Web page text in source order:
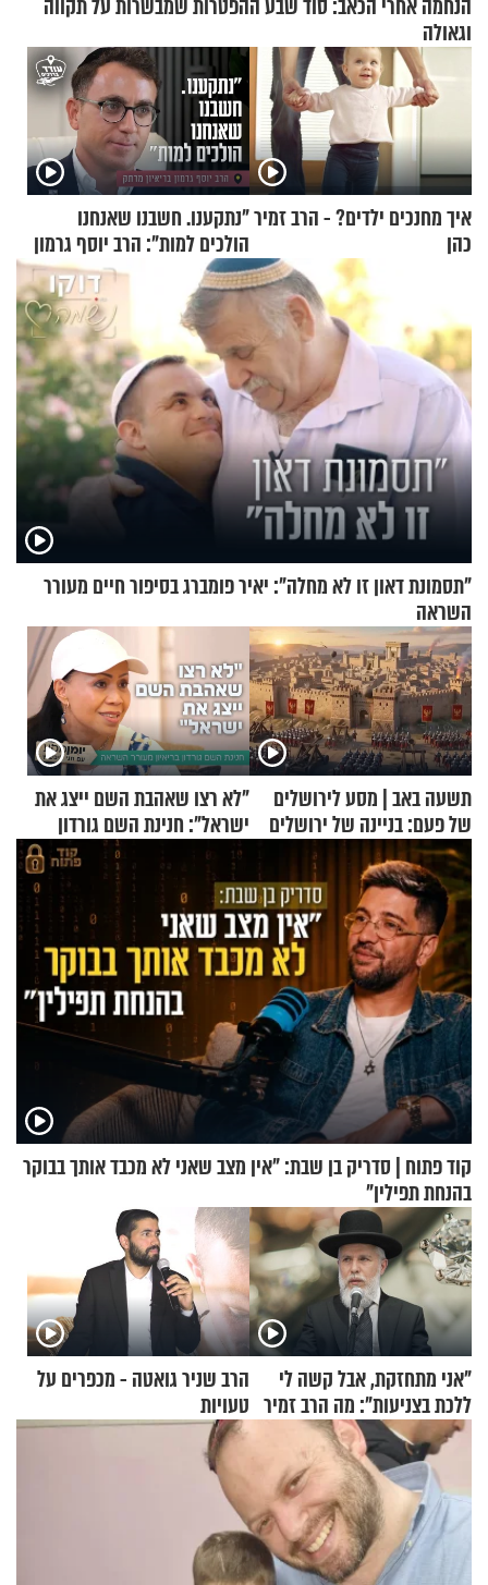
הנחמה אחרי הכאב: סוד שבע ההפטרות שמבשרות על תקווה
וגאולה
איך מחנכים ילדים? - הרב זמיר
כהן
"נתקענו. חשבנו שאנחנו
הולכים למות": הרב יוסף גרמון
בריאיון מרתק
"תסמונת דאון זו לא מחלה": יאיר פומברג בסיפור חיים מעורר
השראה
תשעה באב | מסע לירושלים
של פעם: בניינה של ירושלים
"לא רצו שאהבת השם ייצג את
ישראל": חנינת השם גורדון
בריאיון מעורר השראה
קוד פתוח | סדריק בן שבת: "אין מצב שאני לא מכבד אותך בבוקר
בהנחת תפילין"
"אני מתחזקת, אבל קשה לי
ללכת בצניעות": מה הרב זמיר
כהן המליץ לה לעשות?
הרב שניר גואטה - מכפרים על
טעויות